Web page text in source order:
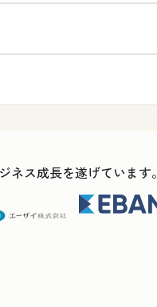
ネス成長を遂げています。